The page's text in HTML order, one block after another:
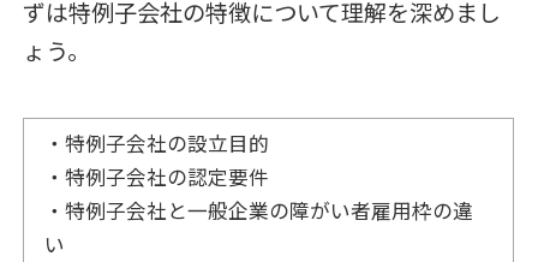
ずは特例子会社の特徴について理解を深めまし
ょう。
・特例子会社の設立目的
・特例子会社の認定要件
・特例子会社と一般企業の障がい者雇用枠の違
い